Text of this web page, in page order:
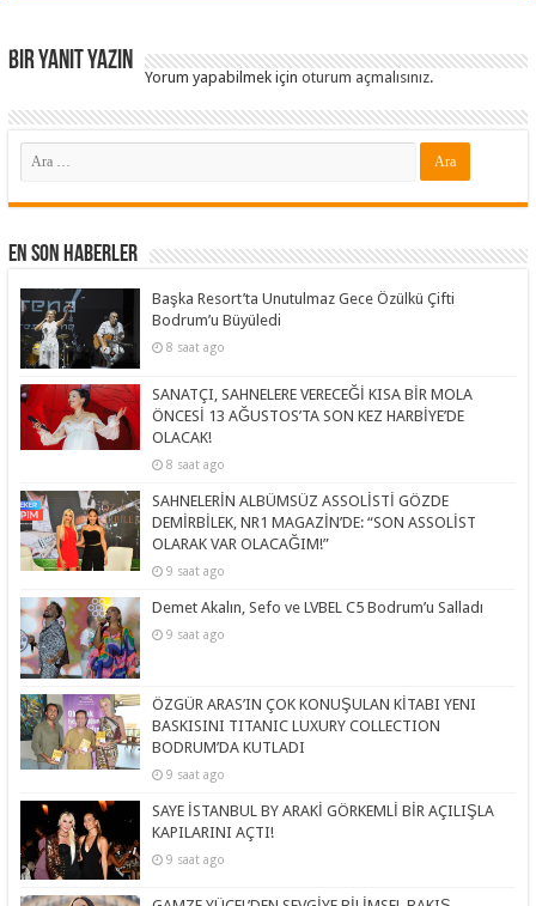
Bir yanıt yazın
Yorum yapabilmek içinoturum açmalısınız.
En Son Haberler
Başka Resort’ta Unutulmaz Gece Özülkü Çifti
Bodrum’u Büyüledi
8 saat ago
SANATÇI, SAHNELERE VERECEĞİ KISA BİR MOLA
ÖNCESİ 13 AĞUSTOS’TA SON KEZ HARBİYE’DE
OLACAK!
8 saat ago
SAHNELERİN ALBÜMSÜZ ASSOLİSTİ GÖZDE
DEMİRBİLEK, NR1 MAGAZİN’DE: “SON ASSOLİST
OLARAK VAR OLACAĞIM!”
9 saat ago
Demet Akalın, Sefo ve LVBEL C5 Bodrum’u Salladı
9 saat ago
ÖZGÜR ARAS’IN ÇOK KONUŞULAN KİTABI YENI
BASKISINI TITANIC LUXURY COLLECTION
BODRUM’DA KUTLADI
9 saat ago
SAYE İSTANBUL BY ARAKİ GÖRKEMLİ BİR AÇILIŞLA
KAPILARINI AÇTI!
9 saat ago